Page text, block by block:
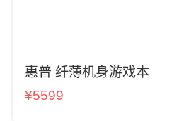
惠普 纤薄机身游戏本
¥5599